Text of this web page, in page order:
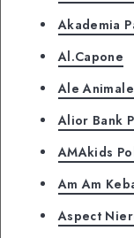
Akademia
Al.Capone
Ale
Alior Bank
AMAkids
Am Am
Aspect